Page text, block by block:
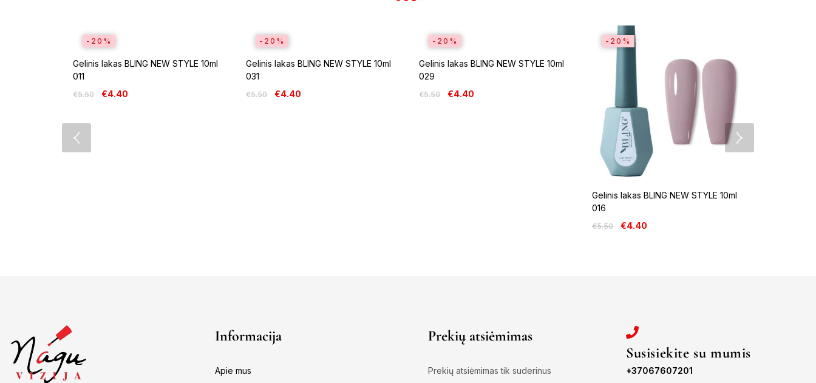
-20%
Gelinis lakas BLING NEW STYLE 10ml
011
€5.50 €4.40
-20%
Gelinis lakas BLING NEW STYLE 10ml
031
€5.50 €4.40
-20%
Gelinis lakas BLING NEW STYLE 10ml
029
€5.50 €4.40
-20%
Gelinis lakas BLING NEW STYLE 10ml
016
€5.50 €4.40
Informacija
Apie mus
Prekių atsiėmimas
Prekių atsiėmimas tik suderinus
Susisiekite su mumis
+37067607201